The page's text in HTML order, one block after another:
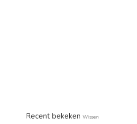
Recent bekeken Wissen